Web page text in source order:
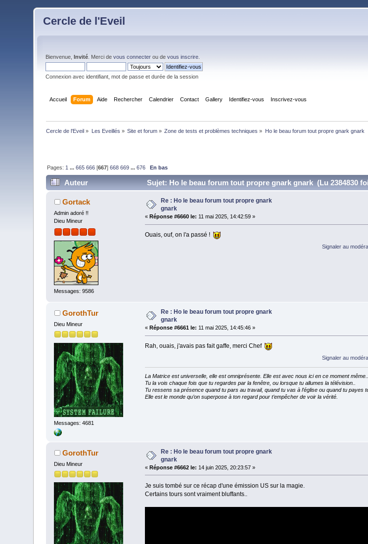
Cercle de l'Eveil
Bienvenue,Invité . Merci devous connecter ou devous inscrire
Connexion avec identifiant, mot de passe et durée de la session
Accueil Forum Aide Rechercher Calendrier Contact Gallery Identifiez-vous Inscrivez-vous
Cercle de l'Eveil » Les Eveillés » Site et forum » Zone de tests et problèmes techniques » Ho le beau forum tout propre gnark gnark
Pages: 1 ...665 666 [667]668 669 ...676 En bas
Auteur Sujet: Ho le beau forum tout propre gnark gnark (Lu 2384830
Gortack
Admin adoré !!
Dieu Mineur
Messages: 9586
Re : Ho le beau forum tout propre gnark
gnark
« Réponse #6660 le: 11 mai 2025, 14:42:59 »
Ouais, ouf, on l'a passé !
Signaler au
GorothTur
Dieu Mineur
Messages: 4681
Re : Ho le beau forum tout propre gnark
gnark
« Réponse #6661 le: 11 mai 2025, 14:45:46 »
Rah, ouais, j'avais pas fait gaffe, merci Chef
Signaler au
La Matrice est universelle, elle est omniprésente. Elle est avec nous ici en ce moment même..
Tu la vois chaque fois que tu regardes par la fenêtre, ou lorsque tu allumes la télévision..
Tu ressens sa présence quand tu pars au travail, quand tu vas à l’église ou quand tu payes
Elle est le monde qu’on superpose à ton regard pour t’empêcher de voir la vérité.
GorothTur
Dieu Mineur
Re : Ho le beau forum tout propre gnark
gnark
« Réponse #6662 le: 14 juin 2025, 20:23:57 »
Je suis tombé sur ce récap d'une émission US sur la magie.
Certains tours sont vraiment bluffants..